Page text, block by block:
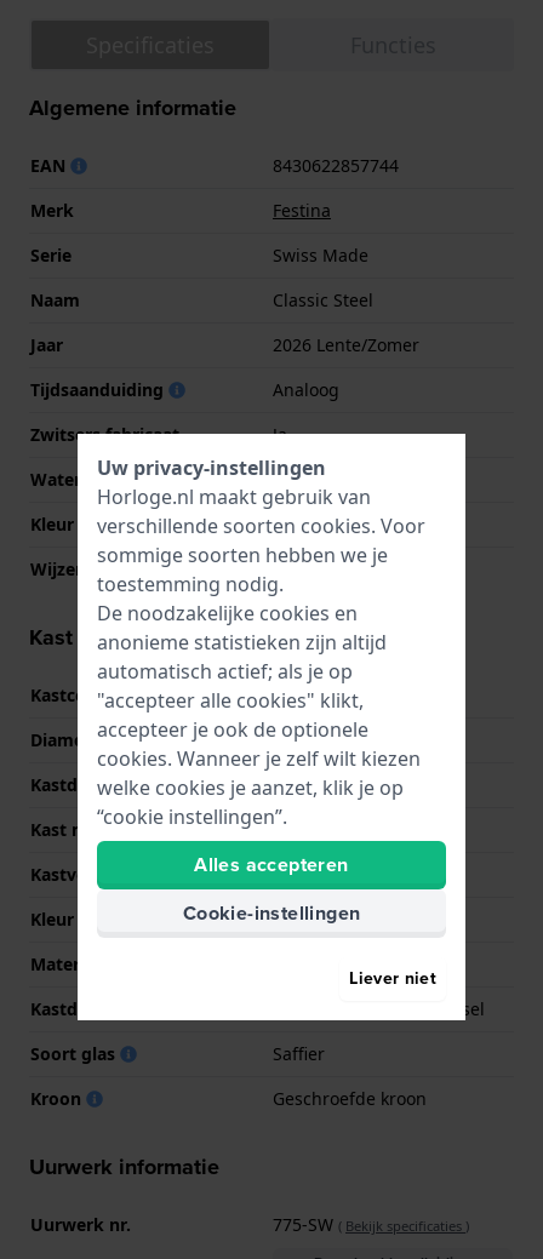
Algemene informatie
EAN
8430622857744
Merk
Festina
Serie
Swiss Made
Naam
Classic Steel
Jaar
2026 Lente/Zomer
Tijdsaanduiding
Analoog
Zwitsers fabricaat
Ja
Waterdichtheid
10 Bar (zwemmen)
Kleur wijzerplaat
Blauw
Wijzer kleuren (u,m,s)
Zilver, Zilver, Zilver
Kast informatie
Kastcode
F20087
Diameter
29 mm
Kastdikte
9.5 mm
Kast materiaal
Roestvrij staal
Kastvorm
Rond
Kleur kast
Zilver
Materiaal kastdeksel
Kastdeksel
Geschroefde achterdeksel
Soort glas
Saffier
Kroon
Geschroefde kroon
Uurwerk informatie
Uurwerk nr. 775-SW ( Bekijk specificaties )
Uw privacy-instellingen
Horloge.nl maakt gebruik van
verschillende soorten cookies. Voor
sommige soorten hebben we je
toestemming nodig.
De noodzakelijke cookies en
anonieme statistieken zijn altijd
automatisch actief; als je op
"accepteer alle cookies" klikt,
accepteer je ook de optionele
cookies. Wanneer je zelf wilt kiezen
welke cookies je aanzet, klik je op
“cookie instellingen”.
Alles accepteren
Cookie-instellingen
Liever niet